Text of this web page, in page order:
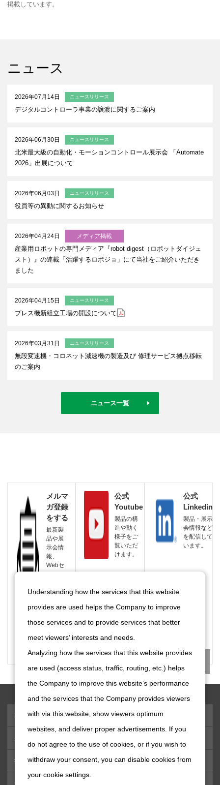
掲載しています。
ニュース
2026年07月14日 ニュースリリース
デジタルコントローラ事業の譲渡に関するご案内
2026年06月30日 ニュースリリース
北米最大級の自動化・モーションコントロール展示会 「Automate
2026」出展について
2026年06月03日 ニュースリリース
役員等の異動に関するお知らせ
2026年04月24日 メディア掲載
産業用ロボットの専門メディア『robot digest（ロボットダイジェ
スト）』の連載「活躍するロボジョ」にて当社をご紹介いただき
ました
2026年04月15日 ニュースリリース
プレス機新組立工場の開設について
2026年03月31日 ニュースリリース
無段変速機・コロネット減速機の製造及び 修理サービス拠点移転
のご案内
ニュース一覧
メルマ
ガ登録
をする
最新製
品や展
示会情
報、
Webセ
役立つ
報をい
ち早く
しま
公式
Youtube
製品の構
造や動く
様子をご
覧いただ
けます。
公式
Linkedin
製品・展示
会情報など
を配信して
います。
製品情報
企業情報
採用情報
サポート・お問い合わせ
Understanding how the services that this website
provides are used helps the Company to improve
those services and to provide services that better
meet viewers’ interests and needs.
Analyzing how the services that this website provides
are used (access status, traffic, routing, etc.) helps
the Company to improve this website’s performance
and the services that the Company provides viewers
with via this website, show viewers optimum
websites, and deliver proper advertisements. If you
do not agree to the use of cookies, or if you wish to
withdraw your consent, you can disable cookies from
your cookie settings.